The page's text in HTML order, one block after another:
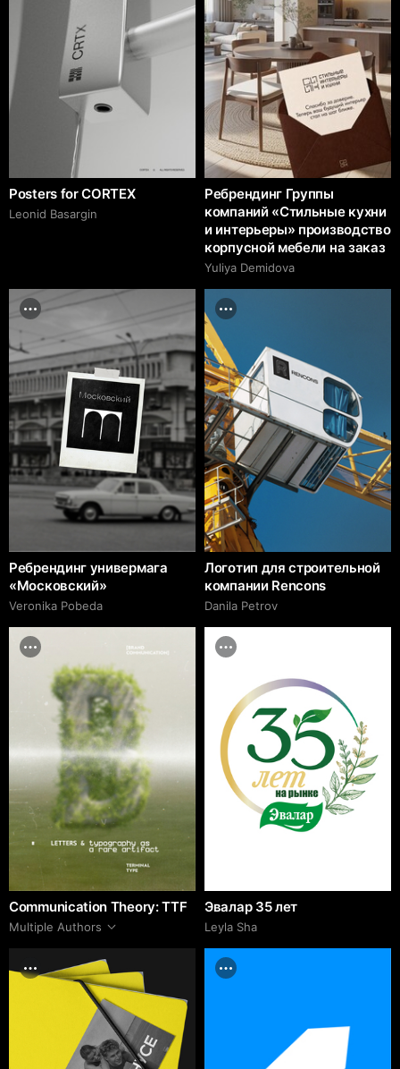
Posters for CORTEX
Leonid Basargin
Ребрендинг Группы
компаний «Стильные кухни
и интерьеры» производство
корпусной мебели на заказ
Yuliya Demidova
Ребрендинг универмага
«Московский»
Veronika Pobeda
Логотип для строительной
компании Rencons
Danila Petrov
Communication Theory: TTF
Multiple Authors
Эвалар 35 лет
Leyla Sha